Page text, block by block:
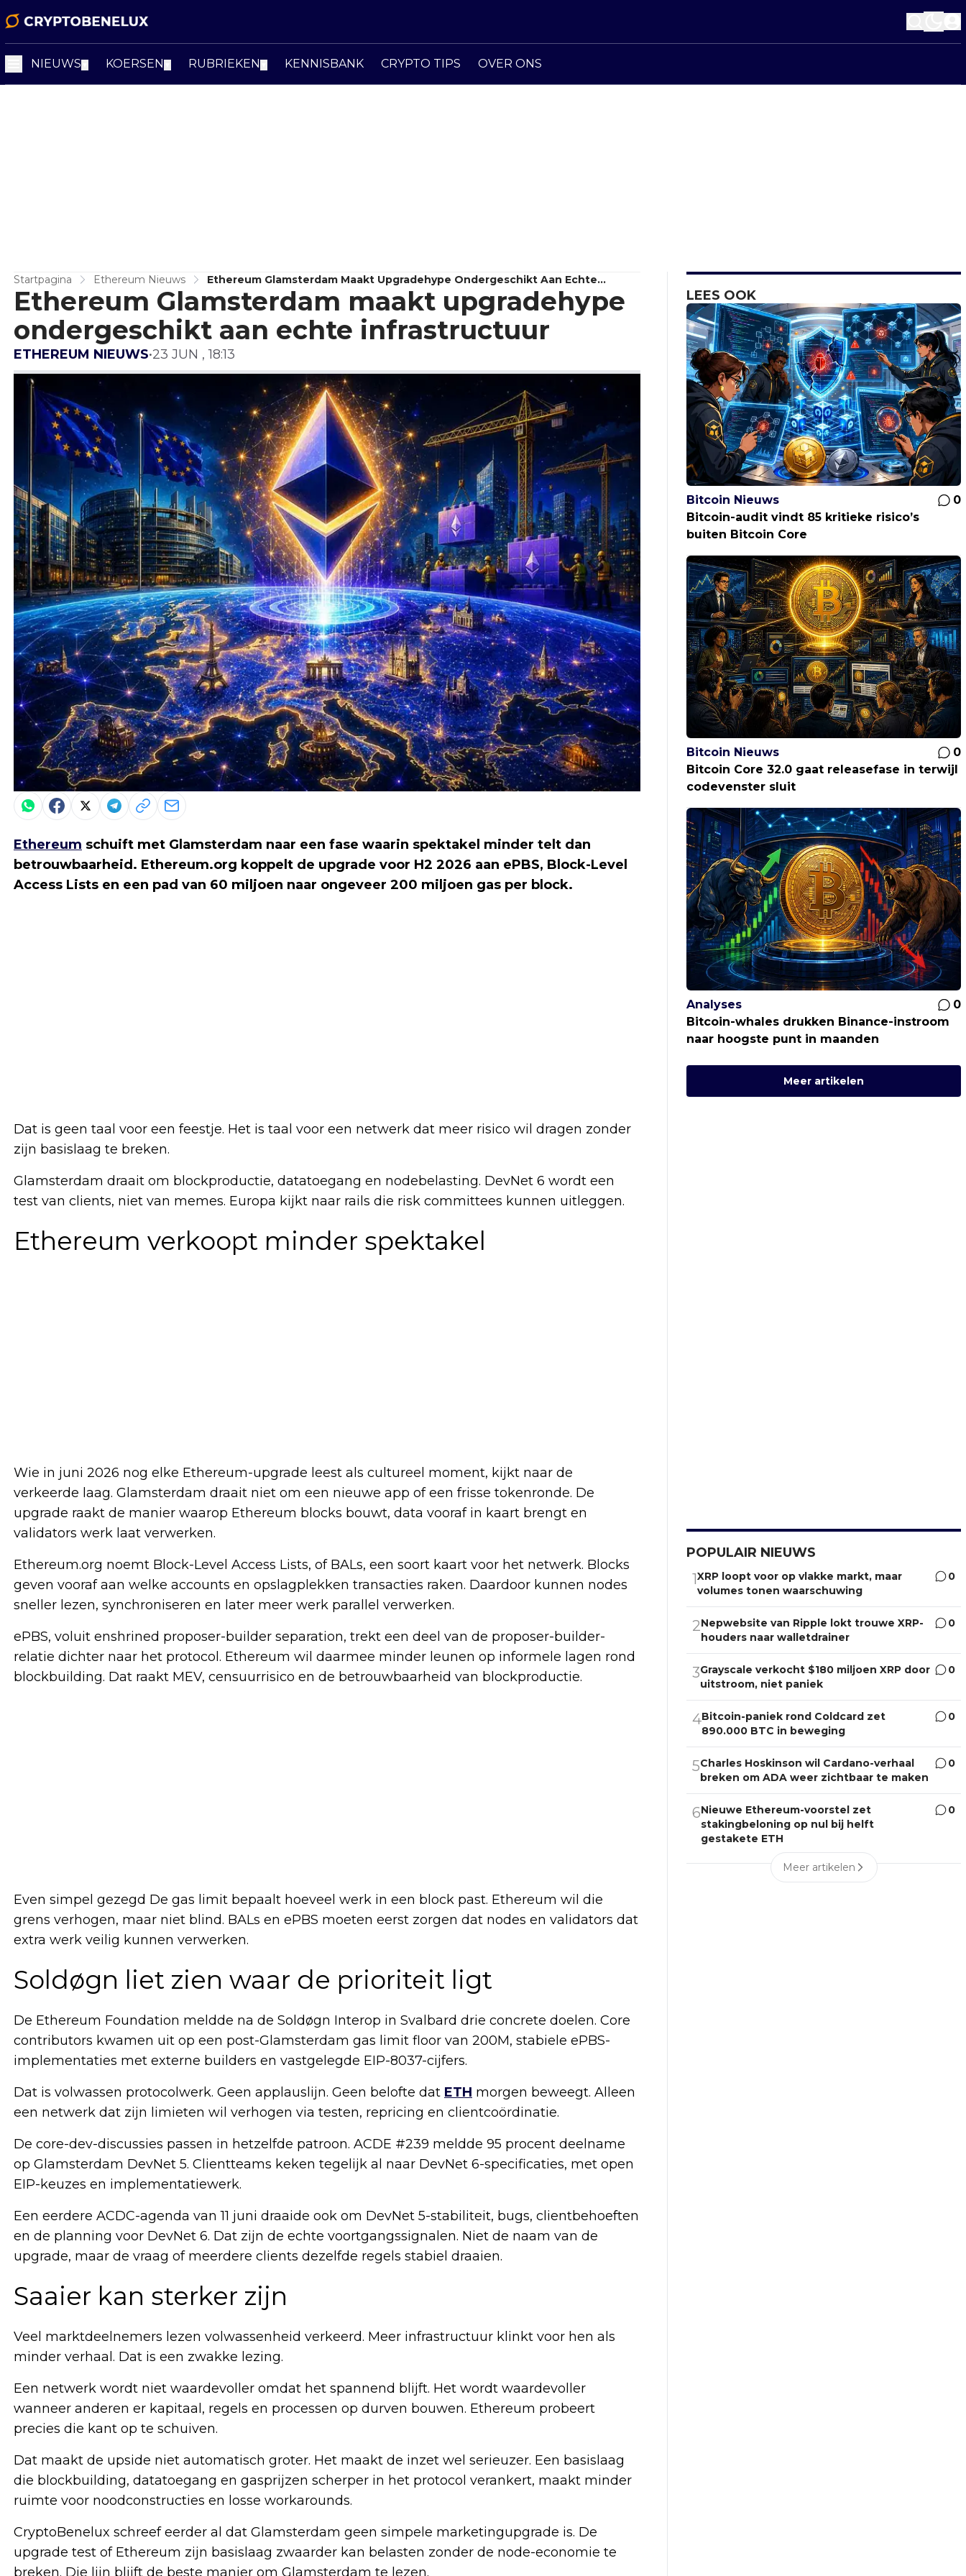
NIEUWS KOERSEN RUBRIEKEN KENNISBANK CRYPTO TIPS OVER ONS
Startpagina Ethereum Nieuws
Ethereum Glamsterdam Maakt Upgradehype Ondergeschikt Aan Echte
Infrastructuur
Ethereum Glamsterdam maakt upgradehype
ondergeschikt aan echte infrastructuur
ETHEREUM NIEUWS•23 JUN , 18:13
Ethereum schuift met Glamsterdam naar een fase waarin spektakel minder telt dan
betrouwbaarheid. Ethereum.org koppelt de upgrade voor H2 2026 aan ePBS, Block-Level
Access Lists en een pad van 60 miljoen naar ongeveer 200 miljoen gas per block.
Dat is geen taal voor een feestje. Het is taal voor een netwerk dat meer risico wil dragen zonder
zijn basislaag te breken.
Glamsterdam draait om blockproductie, datatoegang en nodebelasting. DevNet 6 wordt een
test van clients, niet van memes. Europa kijkt naar rails die risk committees kunnen uitleggen.
Ethereum verkoopt minder spektakel
Wie in juni 2026 nog elke Ethereum-upgrade leest als cultureel moment, kijkt naar de
verkeerde laag. Glamsterdam draait niet om een nieuwe app of een frisse tokenronde. De
upgrade raakt de manier waarop Ethereum blocks bouwt, data vooraf in kaart brengt en
validators werk laat verwerken.
Ethereum.org noemt Block-Level Access Lists, of BALs, een soort kaart voor het netwerk. Blocks
geven vooraf aan welke accounts en opslagplekken transacties raken. Daardoor kunnen nodes
sneller lezen, synchroniseren en later meer werk parallel verwerken.
ePBS, voluit enshrined proposer-builder separation, trekt een deel van de proposer-builder-
relatie dichter naar het protocol. Ethereum wil daarmee minder leunen op informele lagen rond
blockbuilding. Dat raakt MEV, censuurrisico en de betrouwbaarheid van blockproductie.
Even simpel gezegd De gas limit bepaalt hoeveel werk in een block past. Ethereum wil die
grens verhogen, maar niet blind. BALs en ePBS moeten eerst zorgen dat nodes en validators dat
extra werk veilig kunnen verwerken.
Soldøgn liet zien waar de prioriteit ligt
De Ethereum Foundation meldde na de Soldøgn Interop in Svalbard drie concrete doelen. Core
contributors kwamen uit op een post-Glamsterdam gas limit floor van 200M, stabiele ePBS-
implementaties met externe builders en vastgelegde EIP-8037-cijfers.
Dat is volwassen protocolwerk. Geen applauslijn. Geen belofte dat ETH morgen beweegt. Alleen
een netwerk dat zijn limieten wil verhogen via testen, repricing en clientcoördinatie.
De core-dev-discussies passen in hetzelfde patroon. ACDE #239 meldde 95 procent deelname
op Glamsterdam DevNet 5. Clientteams keken tegelijk al naar DevNet 6-specificaties, met open
EIP-keuzes en implementatiewerk.
Een eerdere ACDC-agenda van 11 juni draaide ook om DevNet 5-stabiliteit, bugs, clientbehoeften
en de planning voor DevNet 6. Dat zijn de echte voortgangssignalen. Niet de naam van de
upgrade, maar de vraag of meerdere clients dezelfde regels stabiel draaien.
Saaier kan sterker zijn
Veel marktdeelnemers lezen volwassenheid verkeerd. Meer infrastructuur klinkt voor hen als
minder verhaal. Dat is een zwakke lezing.
Een netwerk wordt niet waardevoller omdat het spannend blijft. Het wordt waardevoller
wanneer anderen er kapitaal, regels en processen op durven bouwen. Ethereum probeert
precies die kant op te schuiven.
Dat maakt de upside niet automatisch groter. Het maakt de inzet wel serieuzer. Een basislaag
die blockbuilding, datatoegang en gasprijzen scherper in het protocol verankert, maakt minder
ruimte voor noodconstructies en losse workarounds.
CryptoBenelux schreef eerder al dat Glamsterdam geen simpele marketingupgrade is. De
upgrade test of Ethereum zijn basislaag zwaarder kan belasten zonder de node-economie te
breken. Die lijn blijft de beste manier om Glamsterdam te lezen.
LEES OOK
Bitcoin Nieuws
0
Bitcoin-audit vindt 85 kritieke risico’s
buiten Bitcoin Core
Bitcoin Nieuws
0
Bitcoin Core 32.0 gaat releasefase in terwijl
codevenster sluit
Analyses
0
Bitcoin-whales drukken Binance-instroom
naar hoogste punt in maanden
Meer artikelen
POPULAIR NIEUWS
1XRP loopt voor op vlakke markt, maar
volumes tonen waarschuwing
0
2Nepwebsite van Ripple lokt trouwe XRP-
houders naar walletdrainer
0
3Grayscale verkocht $180 miljoen XRP door
uitstroom, niet paniek
0
4Bitcoin-paniek rond Coldcard zet
890.000 BTC in beweging
0
5Charles Hoskinson wil Cardano-verhaal
breken om ADA weer zichtbaar te maken
0
6Nieuwe Ethereum-voorstel zet
stakingbeloning op nul bij helft
gestakete ETH
0
Meer artikelen